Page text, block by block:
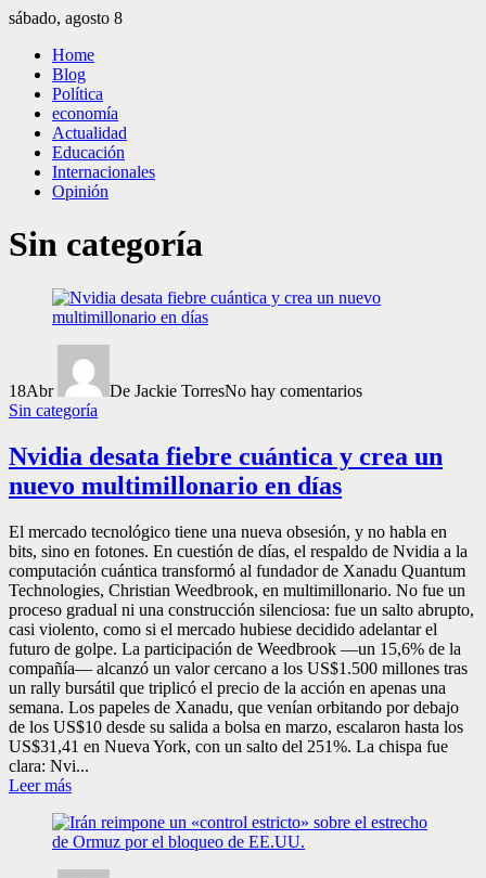
Saltar
contenido
sábado, agosto 8
El Independiente
El independiente Libre y Transparente
Home
Blog
Política
economía
Actualidad
Educación
Internacionales
Opinión
Sin categoría
18Abr De Jackie TorresNo hay comentarios
Sin categoría
Nvidia desata fiebre cuántica y crea un
nuevo multimillonario en días
El mercado tecnológico tiene una nueva obsesión, y no habla en
bits, sino en fotones. En cuestión de días, el respaldo de Nvidia a la
computación cuántica transformó al fundador de Xanadu Quantum
Technologies, Christian Weedbrook, en multimillonario. No fue un
proceso gradual ni una construcción silenciosa: fue un salto abrupto,
casi violento, como si el mercado hubiese decidido adelantar el
futuro de golpe. La participación de Weedbrook —un 15,6% de la
compañía— alcanzó un valor cercano a los US$1.500 millones tras
un rally bursátil que triplicó el precio de la acción en apenas una
semana. Los papeles de Xanadu, que venían orbitando por debajo
de los US$10 desde su salida a bolsa en marzo, escalaron hasta los
US$31,41 en Nueva York, con un salto del 251%. La chispa fue
clara: Nvi...
Leer más